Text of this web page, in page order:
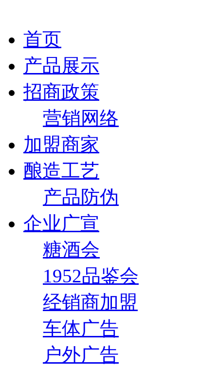
首页
产品展示
招商政策
营销网络
加盟商家
酿造工艺
产品防伪
企业广宣
糖酒会
1952品鉴会
经销商加盟
车体广告
户外广告